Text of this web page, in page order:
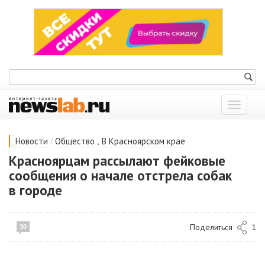
Показать
меню
Новости / Общество , В Красноярском крае
Красноярцам рассылают фейковые
сообщения о начале отстрела собак
в городе
30 Поделиться 1